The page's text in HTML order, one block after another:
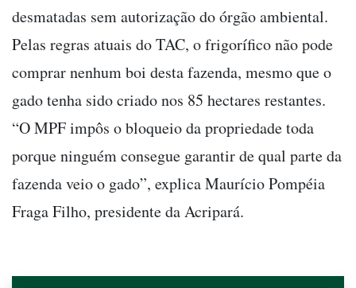
desmatadas sem autorização do órgão ambiental.
Pelas regras atuais do TAC, o frigorífico não pode
comprar nenhum boi desta fazenda, mesmo que o
gado tenha sido criado nos 85 hectares restantes.
“O MPF impôs o bloqueio da propriedade toda
porque ninguém consegue garantir de qual parte da
fazenda veio o gado”, explica Maurício Pompéia
Fraga Filho, presidente da Acripará.